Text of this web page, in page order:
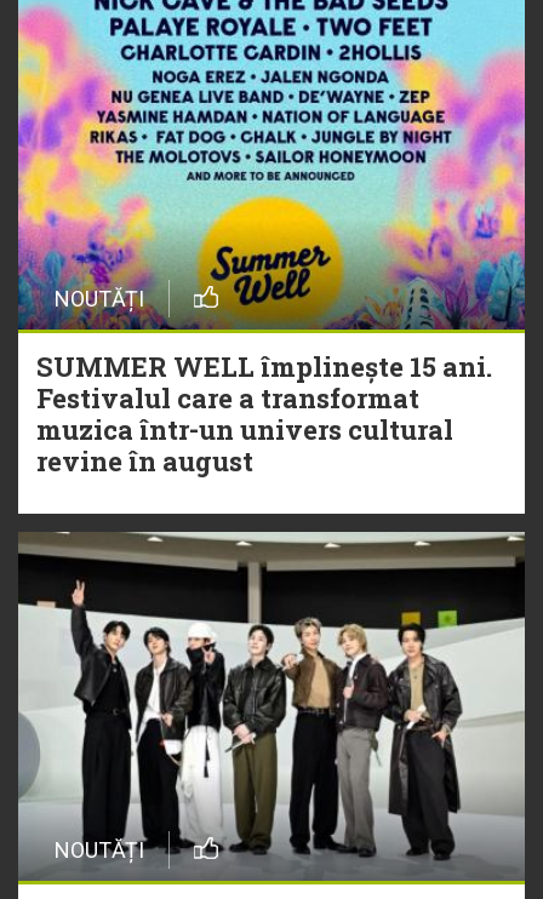
NOUTĂȚI
SUMMER WELL împlinește 15 ani.
Festivalul care a transformat
muzica într-un univers cultural
revine în august
NOUTĂȚI